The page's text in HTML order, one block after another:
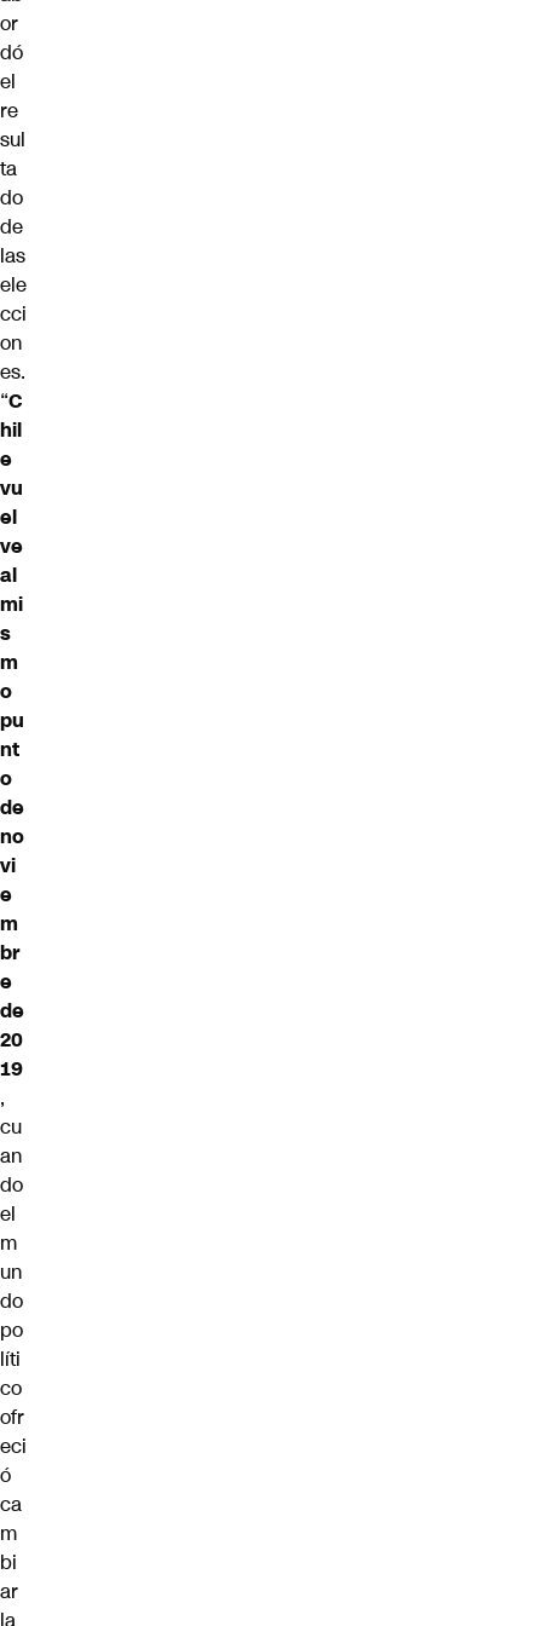
or
dó
el
re
sul
ta
do
de
las
ele
cci
on
es.
“C
hil
e
vu
el
ve
al
mi
s
m
o
pu
nt
o
de
no
vi
e
m
br
e
de
20
19
,
cu
an
do
el
m
un
do
po
líti
co
ofr
eci
ó
ca
m
bi
ar
la